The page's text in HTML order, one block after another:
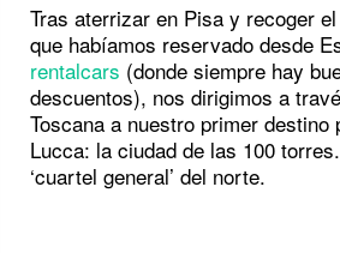
Tras aterrizar en Pisa y recoger
que habíamos reservado desde
rentalcars (donde siempre hay
descuentos), nos dirigimos a
Toscana a nuestro primer destino
Lucca: la ciudad de las 100
‘cuartel general’ del norte.